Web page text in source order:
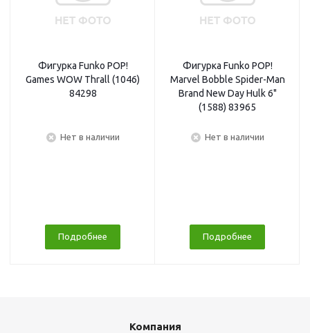
Фигурка Funko POP!
Games WOW Thrall (1046)
84298
Нет в наличии
Подробнее
Фигурка Funko POP!
Marvel Bobble Spider-Man
Brand New Day Hulk 6"
(1588) 83965
Нет в наличии
Подробнее
Компания